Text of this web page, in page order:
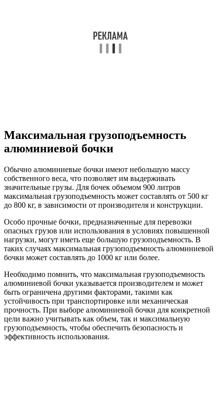
Максимальная грузоподъемность
алюминиевой бочки
Обычно алюминиевые бочки имеют небольшую массу
собственного веса, что позволяет им выдерживать
значительные грузы. Для бочек объемом 900 литров
максимальная грузоподъемность может составлять от 500 кг
до 800 кг, в зависимости от производителя и конструкции.
Особо прочные бочки, предназначенные для перевозки
опасных грузов или использования в условиях повышенной
нагрузки, могут иметь еще большую грузоподъемность. В
таких случаях максимальная грузоподъемность алюминиевой
бочки может составлять до 1000 кг или более.
Необходимо помнить, что максимальная грузоподъемность
алюминиевой бочки указывается производителем и может
быть ограничена другими факторами, такими как
устойчивость при транспортировке или механическая
прочность. При выборе алюминиевой бочки для конкретной
цели важно учитывать как объем, так и максимальную
грузоподъемность, чтобы обеспечить безопасность и
эффективность использования.